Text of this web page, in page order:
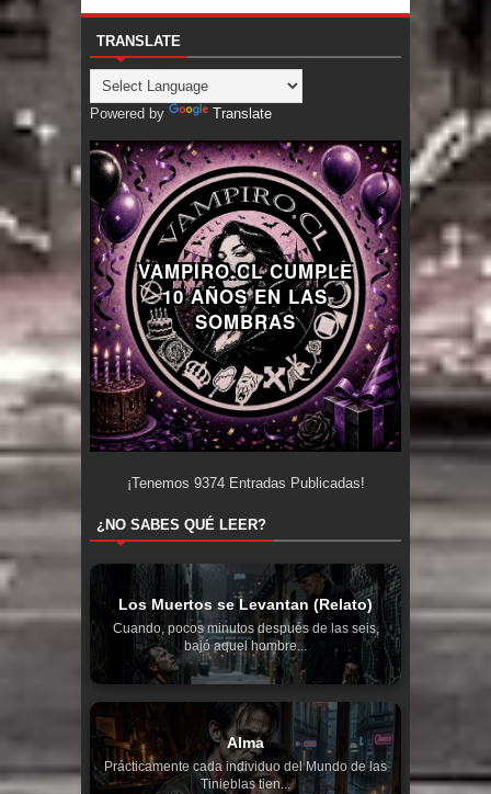
TRANSLATE
Powered by Translate
VAMPIRO.CL CUMPLE
10 AÑOS EN LAS
SOMBRAS
¡Tenemos 9374Entradas Publicadas!
¿NO SABES QUÉ LEER?
Los Muertos se Levantan (Relato)
Cuando, pocos minutos después de las seis,
bajó aquel hombre...
Alma
Prácticamente cada individuo del Mundo de las
Tinieblas tien...